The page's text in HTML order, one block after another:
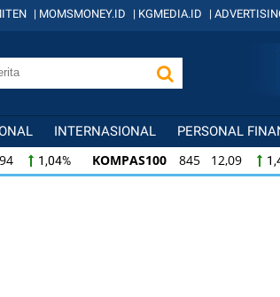
| MOMSMONEY.ID | KGMEDIA.ID |
INTERNASIONAL PERSONAL
1,04% KOMPAS100 845 12,09
12,09 1,45% LQ45 640 9,44